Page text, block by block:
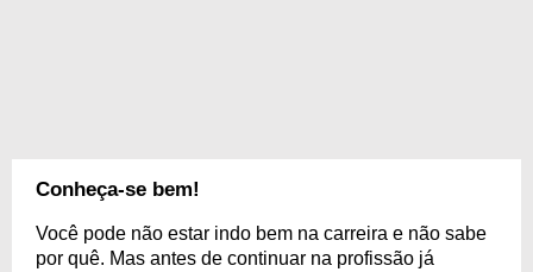
Conheça-se bem!
Você pode não estar indo bem na carreira e não sabe
por quê. Mas antes de continuar na profissão já